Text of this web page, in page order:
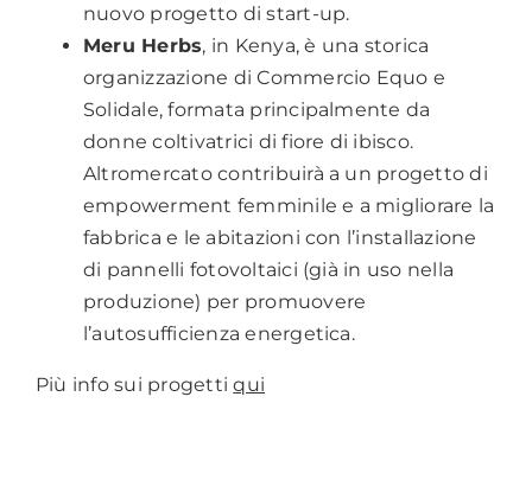
nuovo progetto di start-up.
Meru Herbs, in Kenya, è una storica
organizzazione di Commercio Equo e
Solidale, formata principalmente da
donne coltivatrici di fiore di ibisco.
Altromercato contribuirà a un progetto di
empowerment femminile e a migliorare la
fabbrica e le abitazioni con l’installazione
di pannelli fotovoltaici (già in uso nella
produzione) per promuovere
l’autosufficienza energetica.
Più info sui progettiqui